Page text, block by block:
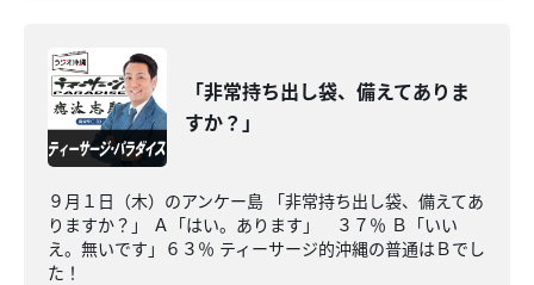
「非常持ち出し袋、備えてありま
すか？」
９月１日（木）のアンケー島 「非常持ち出し袋、備えてあ
りますか？」 Ａ「はい。あります」 ３７％ Ｂ「いい
え。無いです」６３％ ティーサージ的沖縄の普通はＢでし
た！